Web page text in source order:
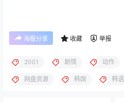
海报分享 收藏 举报
2001 剧情 动作
网盘资源 韩国 韩语